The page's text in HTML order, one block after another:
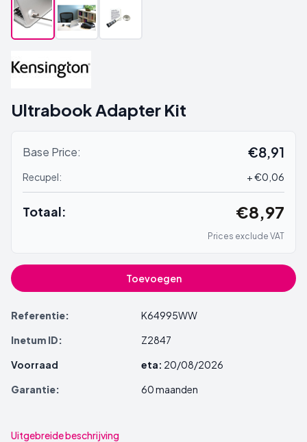
Ultrabook Adapter Kit
Base Price: €8,91
Recupel: + €0,06
Totaal: €8,97
Prices exclude VAT
Toevoegen
Referentie:
K64995WW
Inetum ID:
Z2847
Voorraad
eta: 20/08/2026
Garantie:
60 maanden
Uitgebreide beschrijving